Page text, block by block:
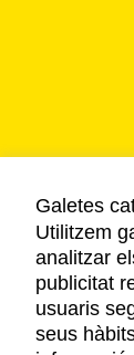
Galetes
Utilitzem
analitzar
publicitat
usuaris
seus